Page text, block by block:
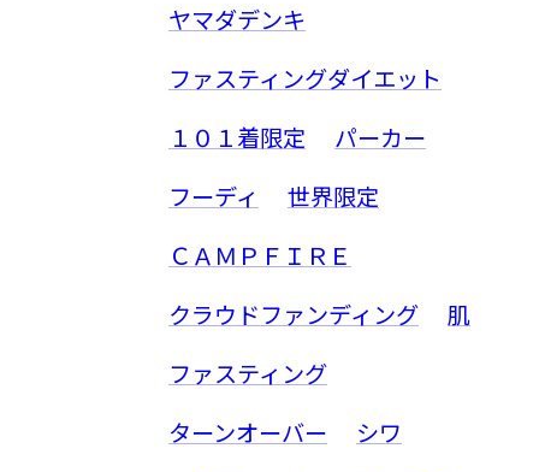
ヤマダデンキ
ファスティングダイエット
１０１着限定
パーカー
フーディ
世界限定
ＣＡＭＰＦＩＲＥ
クラウドファンディング
肌
ファスティング
ターンオーバー
シワ